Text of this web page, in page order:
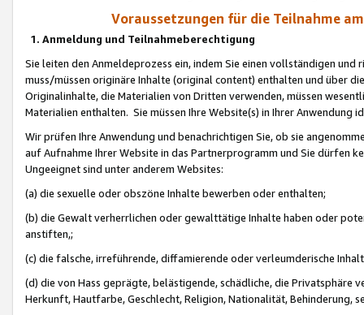
Voraussetzungen für die Teilnahme
1. Anmeldung und Teilnahmeberechtigung
Sie leiten den Anmeldeprozess ein, indem Sie einen vollständigen
muss/müssen originäre Inhalte (original content) enthalten und über
Originalinhalte, die Materialien von Dritten verwenden, müssen
Materialien enthalten. Sie müssen Ihre Website(s) in Ihrer Anwendung
Wir prüfen Ihre Anwendung und benachrichtigen Sie, ob sie
auf Aufnahme Ihrer Website in das Partnerprogramm und Sie dürfen
Ungeeignet sind unter anderem Websites:
(a) die sexuelle oder obszöne Inhalte bewerben oder enthalten;
(b) die Gewalt verherrlichen oder gewalttätige Inhalte haben oder
anstiften,;
(c) die falsche, irreführende, diffamierende oder verleumderische
(d) die von Hass geprägte, belästigende, schädliche, die Privatsphäre
Herkunft, Hautfarbe, Geschlecht, Religion, Nationalität, Behinderung,